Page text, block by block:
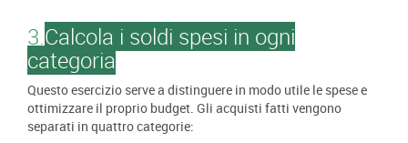
3.Calcola i soldi spesi in ogni
categoria
Questo esercizio serve a distinguere in modo utile le spese e
ottimizzare il proprio budget. Gli acquisti fatti vengono
separati in quattro categorie: